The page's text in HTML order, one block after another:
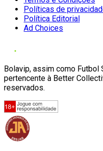
Políticas de
Política Editorial
Ad Choices
Bolavip, assim como Futbol
pertencente à Better
reservados.